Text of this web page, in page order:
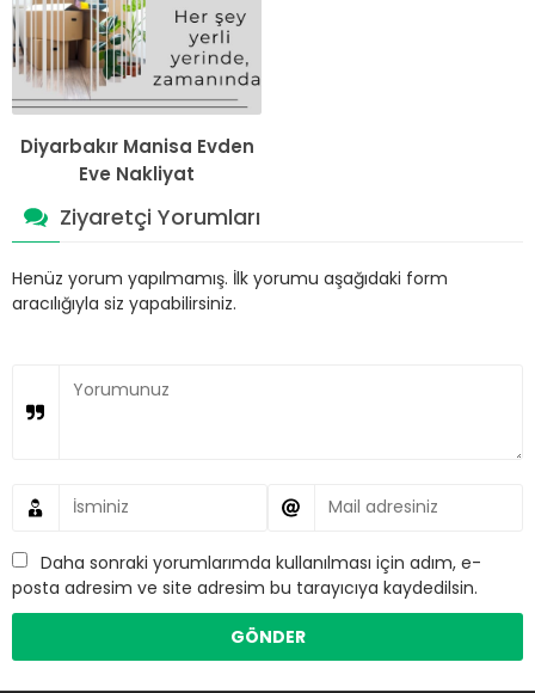
Diyarbakır Manisa Evden
Eve Nakliyat
Ziyaretçi Yorumları
Henüz yorum yapılmamış. İlk yorumu aşağıdaki form
aracılığıyla siz yapabilirsiniz.
Daha sonraki yorumlarımda kullanılması için adım, e-
posta adresim ve site adresim bu tarayıcıya kaydedilsin.